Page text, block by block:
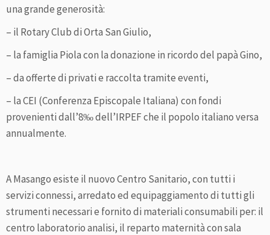
una grande generosità:
– il Rotary Club di Orta San Giulio,
– la famiglia Piola con la donazione in ricordo del papà Gino,
– da offerte di privati e raccolta tramite eventi,
– la CEI (Conferenza Episcopale Italiana) con fondi
provenienti dall’8‰ dell’IRPEF che il popolo italiano versa
annualmente.
A Masango esiste il nuovo Centro Sanitario, con tutti i
servizi connessi, arredato ed equipaggiamento di tutti gli
strumenti necessari e fornito di materiali consumabili per: il
centro laboratorio analisi, il reparto maternità con sala